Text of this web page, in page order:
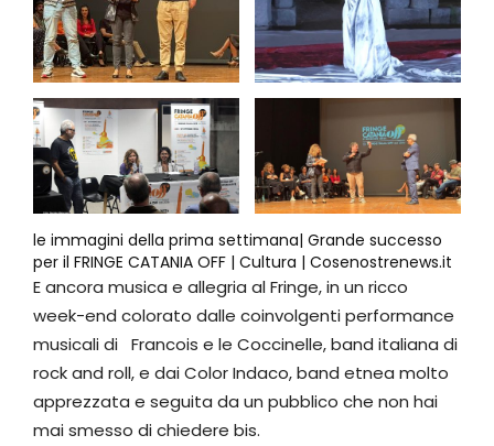
le immagini della prima settimana| Grande successo
per il FRINGE CATANIA OFF | Cultura | Cosenostrenews.it
E ancora musica e allegria al Fringe, in un ricco
week-end colorato dalle coinvolgenti performance
musicali di Francois e le Coccinelle, band italiana di
rock and roll, e dai Color Indaco, band etnea molto
apprezzata e seguita da un pubblico che non hai
mai smesso di chiedere bis.